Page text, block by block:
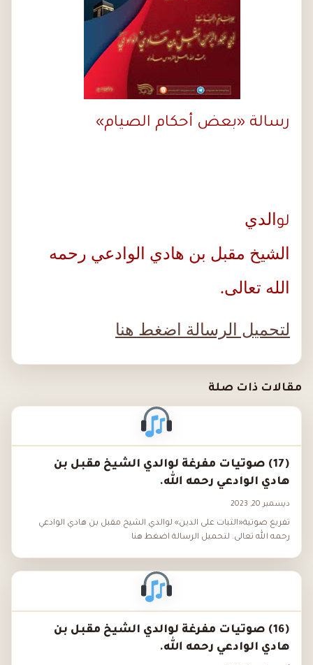
رسالة «بعض أحكام الصيام»
لو الدي
الشيخ مقبل بن هادي الوادعي رحمه
الله تعالى.
لتحميل الرسالة اضغط هنا
مقالات ذات صلة
(17) صوتيات مفرغة لوالدي الشيخ مقبل بن
هادي الوادعي رحمه الله.
ديسمبر 20, 2023
تفريغ صوتية«الثبات على الدين» لوالدي الشيخ مقبل بن هادي الوادعي
رحمه الله تعالى. لتحميل الرسالة اضغط هنا
(16) صوتيات مفرغة لوالدي الشيخ مقبل بن
هادي الوادعي رحمه الله.